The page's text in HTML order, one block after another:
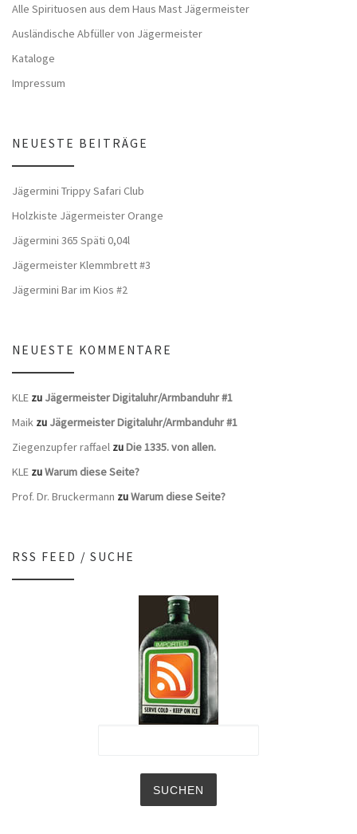
Alle Spirituosen aus dem Haus Mast Jägermeister
Ausländische Abfüller von Jägermeister
Kataloge
Impressum
NEUESTE BEITRÄGE
Jägermini Trippy Safari Club
Holzkiste Jägermeister Orange
Jägermini 365 Späti 0,04l
Jägermeister Klemmbrett #3
Jägermini Bar im Kios #2
NEUESTE KOMMENTARE
KLE zu Jägermeister Digitaluhr/Armbanduhr #1
Maik zu Jägermeister Digitaluhr/Armbanduhr #1
Ziegenzupfer raffael zuDie 1335. von allen.
KLE zuWarum diese Seite?
Prof. Dr. Bruckermann zuWarum diese Seite?
RSS FEED / SUCHE